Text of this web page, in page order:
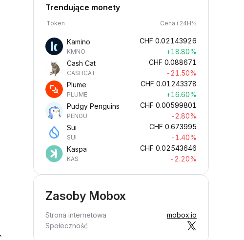
Trendujące monety
Token Cena i 24H%
Kamino
KMNO
CHF 0.02143926
+18.80%
Cash Cat
CASHCAT
CHF 0.088671
-21.50%
Plume
PLUME
CHF 0.01243378
+16.60%
Pudgy Penguins
PENGU
CHF 0.00599801
-2.80%
Sui
SUI
CHF 0.673995
-1.40%
Kaspa
KAS
CHF 0.02543646
-2.20%
Zasoby Mobox
Strona internetowa
mobox.io
Społeczność